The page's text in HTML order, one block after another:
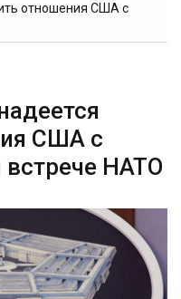
отношения США с
США с
встрече НАТО